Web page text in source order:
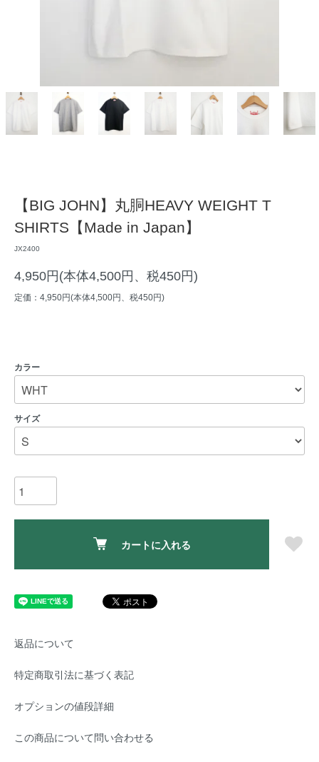
【BIG JOHN】丸胴HEAVY WEIGHT T
SHIRTS【Made in Japan】
JX2400
4,950円(本体4,500円、税450円)
定価：4,950円(本体4,500円、税450円)
カラー
サイズ
カートに入れる
返品について
特定商取引法に基づく表記
オプションの値段詳細
この商品について問い合わせる